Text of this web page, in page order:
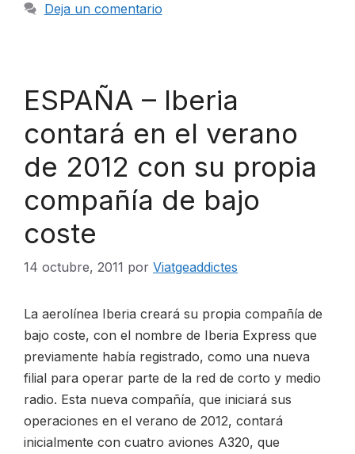
Deja un comentario
ESPAÑA – Iberia
contará en el verano
de 2012 con su propia
compañía de bajo
coste
14 octubre, 2011 por Viatgeaddictes
La aerolínea Iberia creará su propia compañía de
bajo coste, con el nombre de Iberia Express que
previamente había registrado, como una nueva
filial para operar parte de la red de corto y medio
radio. Esta nueva compañía, que iniciará sus
operaciones en el verano de 2012, contará
inicialmente con cuatro aviones A320, que